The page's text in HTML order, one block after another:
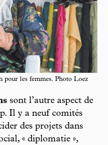
les femmes. Photo Loez
sont l’autre aspect de
Il y a neuf comités
des projets dans
« diplomatie »,